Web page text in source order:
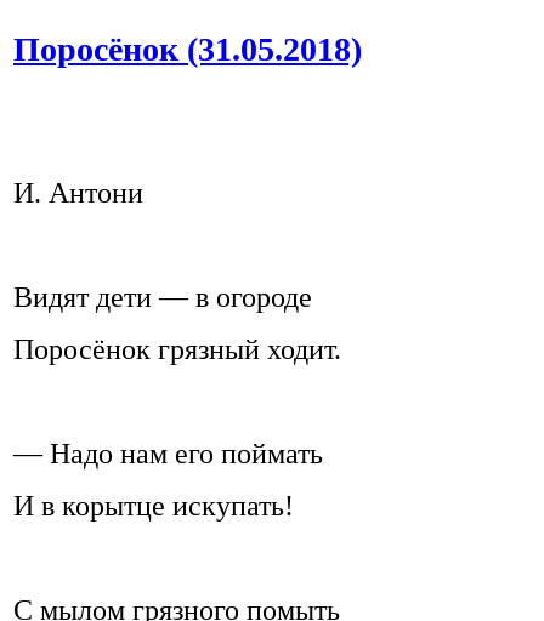
Поросёнок (31.05.2018)
И. Антони
Видят дети — в огороде
Поросёнок грязный ходит.
— Надо нам его поймать
И в корытце искупать!
С мылом грязного помыть